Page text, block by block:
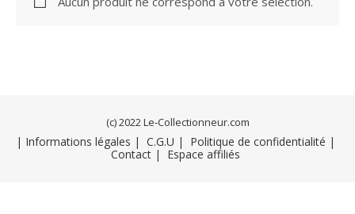
(c) 2022 Le-Collectionneur.com
| Informations légales | C.G.U |
Politique de confidentialité |
Contact |
Espace affiliés